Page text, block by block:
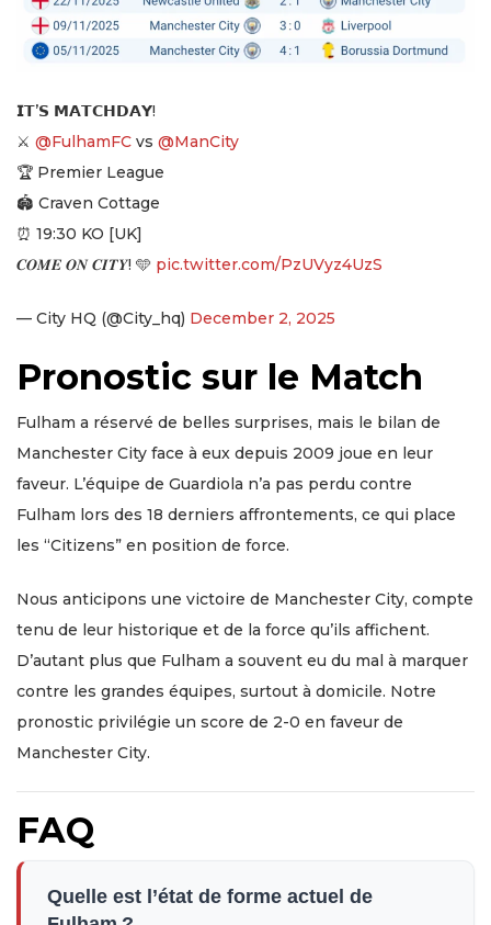
𝗜𝗧’𝗦 𝗠𝗔𝗧𝗖𝗛𝗗𝗔𝗬!
⚔️ @FulhamFC vs @ManCity
🏆 Premier League
🏟️ Craven Cottage
⏰ 19:30 KO [UK]
𝑪𝑶𝑴𝑬 𝑶𝑵 𝑪𝑰𝑻𝒀! 🩵 pic.twitter.com/PzUVyz4UzS
— City HQ (@City_hq) December 2, 2025
Pronostic sur le Match
Fulham a réservé de belles surprises, mais le bilan de
Manchester City face à eux depuis 2009 joue en leur
faveur. L’équipe de Guardiola n’a pas perdu contre
Fulham lors des 18 derniers affrontements, ce qui place
les “Citizens” en position de force.
Nous anticipons une victoire de Manchester City, compte
tenu de leur historique et de la force qu’ils affichent.
D’autant plus que Fulham a souvent eu du mal à marquer
contre les grandes équipes, surtout à domicile. Notre
pronostic privilégie un score de 2-0 en faveur de
Manchester City.
FAQ
Quelle est l’état de forme actuel de